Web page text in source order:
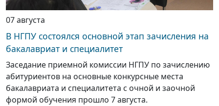
07 августа
В НГПУ состоялся основной этап зачисления на
бакалавриат и специалитет
Заседание приемной комиссии НГПУ по зачислению
абитуриентов на основные конкурсные места
бакалавриата и специалитета с очной и заочной
формой обучения прошло 7 августа.